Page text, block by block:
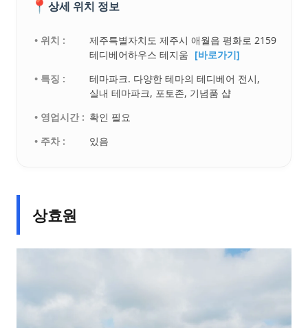
📍 상세 위치 정보
• 위치 :
제주특별자치도 제주시 애월읍 평화로 2159
테디베어하우스 테지움 [바로가기]
• 특징 :
테마파크. 다양한 테마의 테디베어 전시,
실내 테마파크, 포토존, 기념품 샵
• 영업시간 : 확인 필요
• 주차 :
있음
상효원